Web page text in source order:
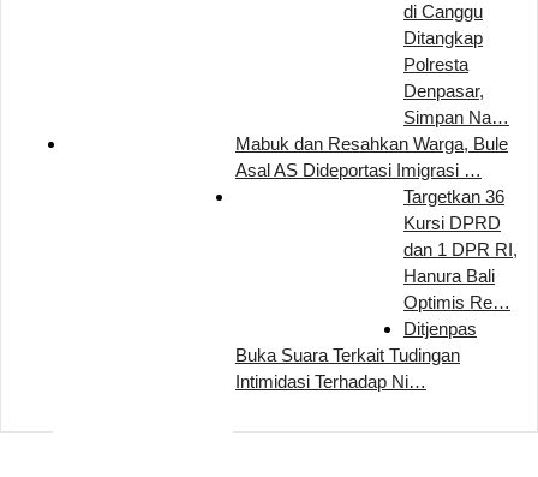
di Canggu
Ditangkap
Polresta
Denpasar,
Simpan Na…
Mabuk dan Resahkan Warga, Bule
Asal AS Dideportasi Imigrasi …
Targetkan 36
Kursi DPRD
dan 1 DPR RI,
Hanura Bali
Optimis Re…
Ditjenpas
Buka Suara Terkait Tudingan
Intimidasi Terhadap Ni…